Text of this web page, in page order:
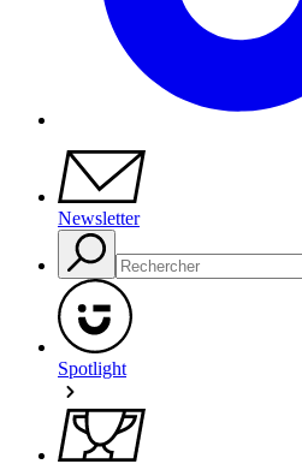
Newsletter
Spotlight